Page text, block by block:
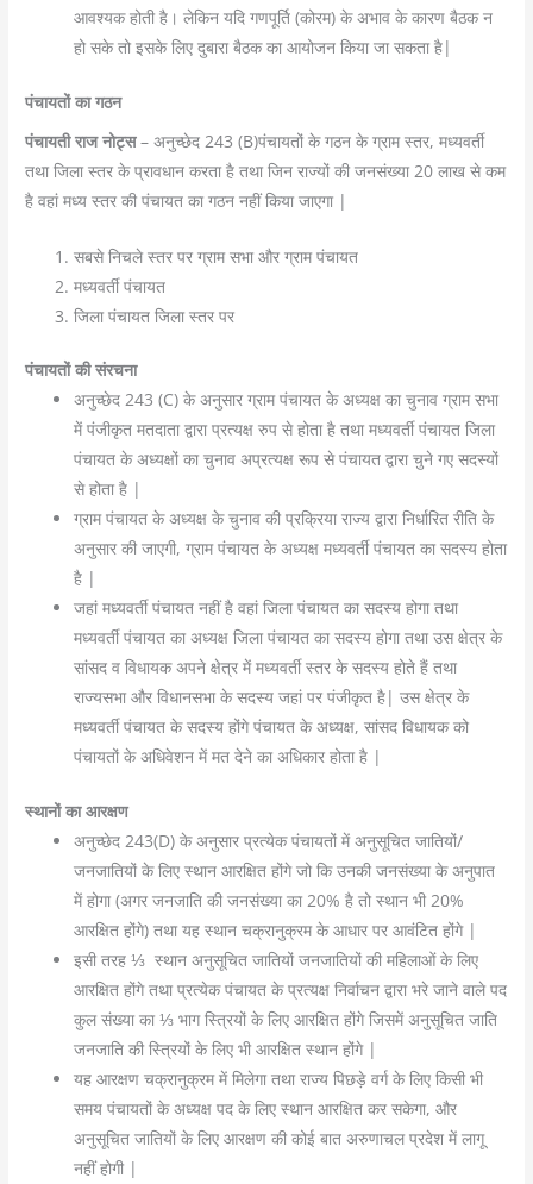
आवश्यक होती है। लेकिन यदि गणपूर्ति (कोरम) के अभाव के कारण बैठक न
हो सके तो इसके लिए दुबारा बैठक का आयोजन किया जा सकता है|
पंचायतों का गठन
पंचायती राज नोट्स– अनुच्छेद 243 (B)पंचायतों के गठन के ग्राम स्तर, मध्यवर्ती
तथा जिला स्तर के प्रावधान करता है तथा जिन राज्यों की जनसंख्या 20 लाख से कम
है वहां मध्य स्तर की पंचायत का गठन नहीं किया जाएगा |
सबसे निचले स्तर पर ग्राम सभा और ग्राम पंचायत
मध्यवर्ती पंचायत
जिला पंचायत जिला स्तर पर
पंचायतों की संरचना
अनुच्छेद 243 (C) के अनुसार ग्राम पंचायत के अध्यक्ष का चुनाव ग्राम सभा
में पंजीकृत मतदाता द्वारा प्रत्यक्ष रुप से होता है तथा मध्यवर्ती पंचायत जिला
पंचायत के अध्यक्षों का चुनाव अप्रत्यक्ष रूप से पंचायत द्वारा चुने गए सदस्यों
से होता है |
ग्राम पंचायत के अध्यक्ष के चुनाव की प्रक्रिया राज्य द्वारा निर्धारित रीति के
अनुसार की जाएगी, ग्राम पंचायत के अध्यक्ष मध्यवर्ती पंचायत का सदस्य होता
है |
जहां मध्यवर्ती पंचायत नहीं है वहां जिला पंचायत का सदस्य होगा तथा
मध्यवर्ती पंचायत का अध्यक्ष जिला पंचायत का सदस्य होगा तथा उस क्षेत्र के
सांसद व विधायक अपने क्षेत्र में मध्यवर्ती स्तर के सदस्य होते हैं तथा
राज्यसभा और विधानसभा के सदस्य जहां पर पंजीकृत है| उस क्षेत्र के
मध्यवर्ती पंचायत के सदस्य होंगे पंचायत के अध्यक्ष, सांसद विधायक को
पंचायतों के अधिवेशन में मत देने का अधिकार होता है |
स्थानों का आरक्षण
अनुच्छेद 243(D) के अनुसार प्रत्येक पंचायतों में अनुसूचित जातियों/
जनजातियों के लिए स्थान आरक्षित होंगे जो कि उनकी जनसंख्या के अनुपात
में होगा (अगर जनजाति की जनसंख्या का 20% है तो स्थान भी 20%
आरक्षित होंगे) तथा यह स्थान चक्रानुक्रम के आधार पर आवंटित होंगे |
इसी तरह ⅓ स्थान अनुसूचित जातियों जनजातियों की महिलाओं के लिए
आरक्षित होंगे तथा प्रत्येक पंचायत के प्रत्यक्ष निर्वाचन द्वारा भरे जाने वाले पद
कुल संख्या का ⅓ भाग स्त्रियों के लिए आरक्षित होंगे जिसमें अनुसूचित जाति
जनजाति की स्त्रियों के लिए भी आरक्षित स्थान होंगे |
यह आरक्षण चक्रानुक्रम में मिलेगा तथा राज्य पिछड़े वर्ग के लिए किसी भी
समय पंचायतों के अध्यक्ष पद के लिए स्थान आरक्षित कर सकेगा, और
अनुसूचित जातियों के लिए आरक्षण की कोई बात अरुणाचल प्रदेश में लागू
नहीं होगी |